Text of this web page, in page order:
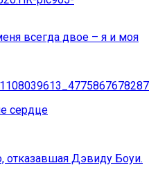
всегда двое – я и моя
сердце
отказавшая Дэвиду Боуи.